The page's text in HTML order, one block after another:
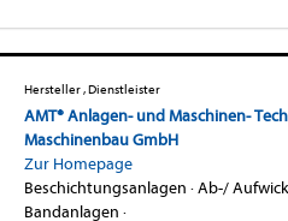
Hersteller , Dienstleister
AMT® Anlagen- und Maschinen-
Maschinenbau GmbH
Zur Homepage
Beschichtungsanlagen ·Ab-/
Bandanlagen ·